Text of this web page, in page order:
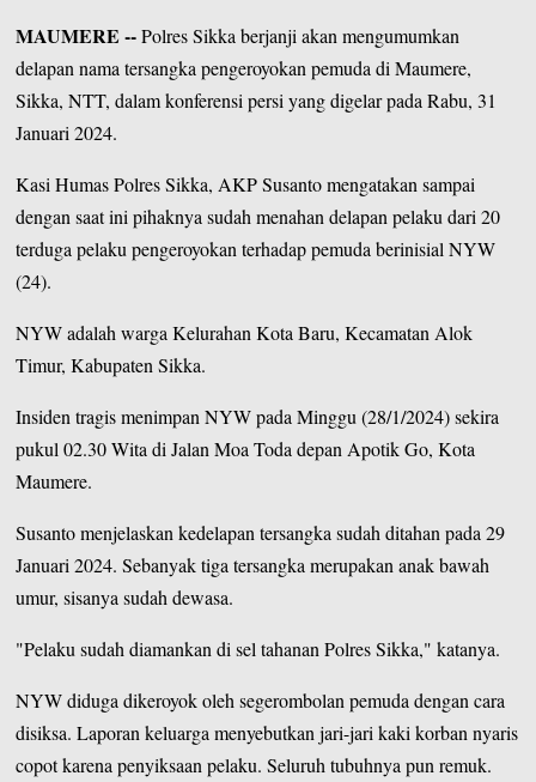
MAUMERE --Polres Sikka berjanji akan mengumumkan
delapan nama tersangka pengeroyokan pemuda diMaumere,
Sikka, NTT, dalam konferensi persi yang digelar pada Rabu, 31
Januari 2024.
Kasi Humas Polres Sikka, AKP Susanto mengatakan sampai
dengan saat ini pihaknya sudah menahan delapan pelaku dari 20
terduga pelaku pengeroyokan terhadap pemuda berinisial NYW
(24).
NYW adalah warga Kelurahan Kota Baru, Kecamatan Alok
Timur, Kabupaten Sikka.
Insiden tragis menimpan NYW pada Minggu (28/1/2024) sekira
pukul 02.30 Wita di Jalan Moa Toda depan Apotik Go,Kota
Maumere.
Susanto menjelaskan kedelapan tersangka sudah ditahan pada 29
Januari 2024. Sebanyak tiga tersangka merupakan anak bawah
umur, sisanya sudah dewasa.
"Pelaku sudah diamankan di sel tahanan Polres Sikka," katanya.
NYW diduga dikeroyok oleh segerombolan pemuda dengan cara
disiksa. Laporan keluarga menyebutkan jari-jari kaki korban nyaris
copot karena penyiksaan pelaku. Seluruh tubuhnya pun remuk.